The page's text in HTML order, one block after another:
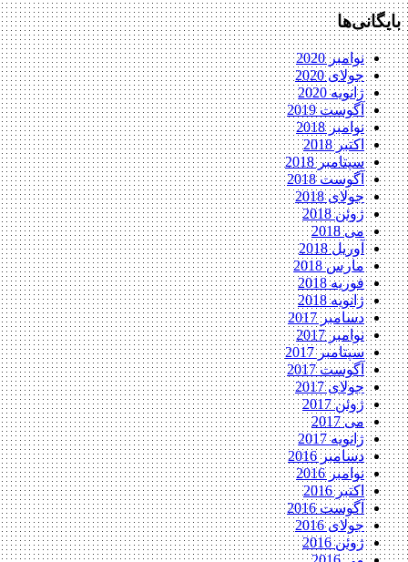
بایگانی‌ها
نوامبر 2020
جولای 2020
ژانویه 2020
آگوست 2019
نوامبر 2018
اکتبر 2018
سپتامبر 2018
آگوست 2018
جولای 2018
ژوئن 2018
می 2018
آوریل 2018
مارس 2018
فوریه 2018
ژانویه 2018
دسامبر 2017
نوامبر 2017
سپتامبر 2017
آگوست 2017
جولای 2017
ژوئن 2017
می 2017
ژانویه 2017
دسامبر 2016
نوامبر 2016
اکتبر 2016
آگوست 2016
جولای 2016
ژوئن 2016